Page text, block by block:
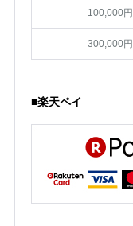
100,000円
300,000円
■楽天ペイ